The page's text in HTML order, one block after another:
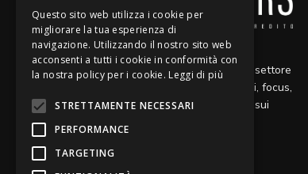
Diamo voce a riflessioni,
aggiornamenti e opinioni sul settore
del credito, ospitando articoli, focus,
approfondimenti e interviste sui
Questo sito web utilizza i cookie per
migliorare la tua esperienza di
navigazione. Utilizzando il nostro sito web
acconsenti a tutti i cookie in conformità con
la nostra policy per i cookie. Leggi di più
STRETTAMENTE NECESSARI
PERFORMANCE
TARGETING